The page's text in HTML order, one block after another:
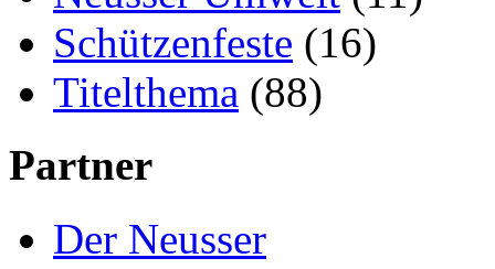
Schützenfeste (16)
Titelthema (88)
Partner
Der Neusser